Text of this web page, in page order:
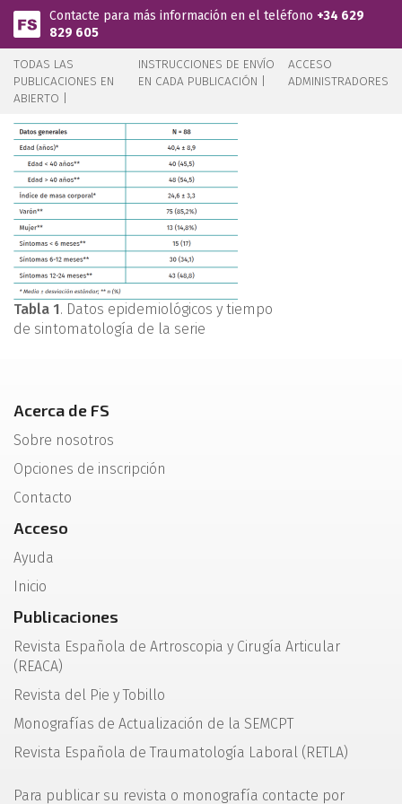
Pasar al contenido principal
Contacte para más información en el teléfono +34 629
829 605
TODAS LAS
PUBLICACIONES EN
ABIERTO |
INSTRUCCIONES DE ENVÍO
EN CADA PUBLICACIÓN |
ACCESO
ADMINISTRADORES
Tabla 1. Datos epidemiológicos y tiempo
de sintomatología de la serie
Acerca de FS
Sobre nosotros
Opciones de inscripción
Contacto
Acceso
Ayuda
Inicio
Publicaciones
Revista Española de Artroscopia y Cirugía Articular
(REACA)
Revista del Pie y Tobillo
Monografías de Actualización de la SEMCPT
Revista Española de Traumatología Laboral (RETLA)
Para publicar su revista o monografía contacte por